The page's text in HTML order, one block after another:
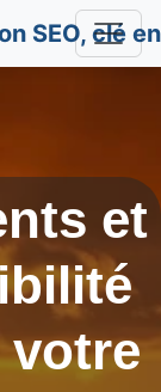
et
votre